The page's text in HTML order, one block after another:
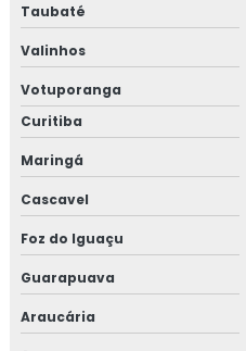
Taubaté
Valinhos
Votuporanga
Curitiba
Maringá
Cascavel
Foz do Iguaçu
Guarapuava
Araucária